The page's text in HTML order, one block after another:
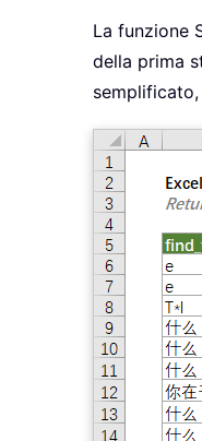
La funzione
della prima